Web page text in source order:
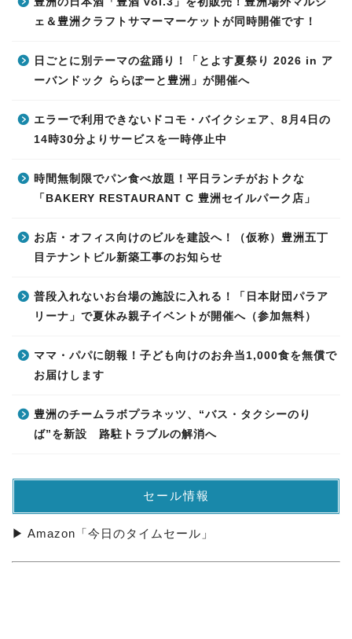
ェ＆豊洲クラフトサマーマーケットが同時開催です！
日ごとに別テーマの盆踊り！「とよす夏祭り 2026 in ア
ーバンドック ららぽーと豊洲」が開催へ
エラーで利用できないドコモ・バイクシェア、8月4日の
14時30分よりサービスを一時停止中
時間無制限でパン食べ放題！平日ランチがおトクな
「BAKERY RESTAURANT C 豊洲セイルパーク店」
お店・オフィス向けのビルを建設へ！（仮称）豊洲五丁
目テナントビル新築工事のお知らせ
普段入れないお台場の施設に入れる！「日本財団パラア
リーナ」で夏休み親子イベントが開催へ（参加無料）
ママ・パパに朗報！子ども向けのお弁当1,000食を無償で
お届けします
豊洲のチームラボプラネッツ、“バス・タクシーのり
ば”を新設 路駐トラブルの解消へ
セール情報
▶ Amazon「今日のタイムセール」